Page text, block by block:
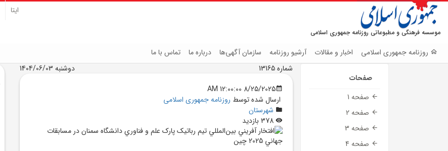
موسسه فرهنگی و مطبوعاتی روزنامه جمهوری اسلامی
ایتا
روزنامه جمهوری اسلامی اخبار و مقالات آرشیو روزنامه سازمان آگهی‌ها درباره ما تماس با ما
صفحات
صفحه 1
صفحه 2
صفحه 3
صفحه 4
شماره 13165
دوشنبه 1404/06/03
8/25/2025 12:00:00 AM
ارسال شده توسط روزنامه جمهوری اسلامی
شهرستان